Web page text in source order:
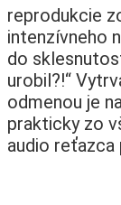
reprodukcie
intenzívneho
do
urobil?!“
odmenou je
prakticky zo
audio reťazca